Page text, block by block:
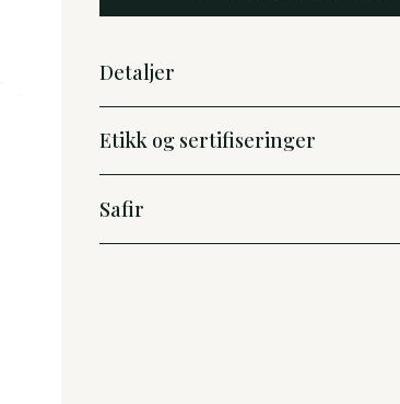
Detaljer
Etikk og sertifiseringer
Safir